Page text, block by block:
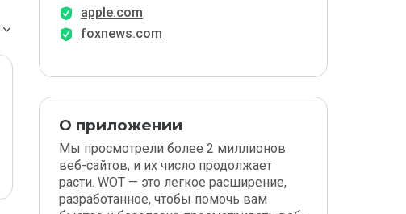
apple.com
foxnews.com
О приложении
Мы просмотрели более 2 миллионов
веб-сайтов, и их число продолжает
расти. WOT — это легкое расширение,
разработанное, чтобы помочь вам